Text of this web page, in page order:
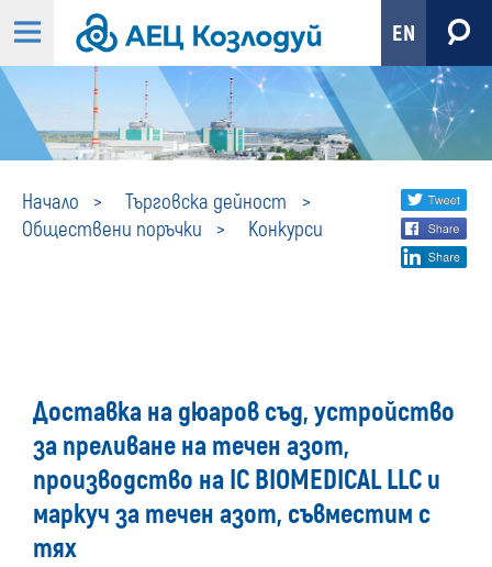
EN
Начало
Търговска дейност
Обществени поръчки
Конкурси
Конкурси
Share
social
Доставка на дюаров съд, устройство
за преливане на течен азот,
производство на IC BIOMEDICAL LLC и
маркуч за течен азот, съвместим с
тях